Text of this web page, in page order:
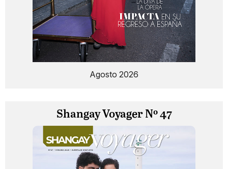
Agosto 2026
Shangay Voyager Nº 47